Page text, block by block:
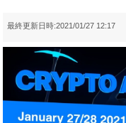
最終更新日時:2021/01/27 12:17